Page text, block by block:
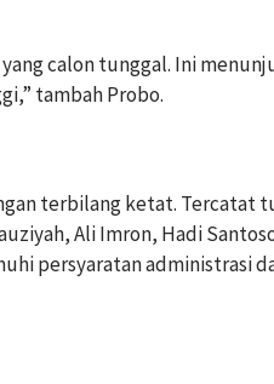
yang calon tunggal. Ini
tambah Probo.
terbilang ketat. Tercatat
Ali Imron, Hadi
persyaratan administrasi